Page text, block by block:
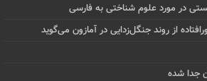
در مورد علوم شناختی به فارسی
از روند جنگل‌زدایی در آمازون می‌گوید
جدا شده